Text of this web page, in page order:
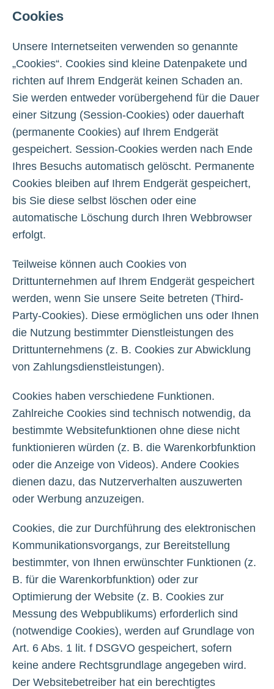
Cookies
Unsere Internetseiten verwenden so genannte
„Cookies“. Cookies sind kleine Datenpakete und
richten auf Ihrem Endgerät keinen Schaden an.
Sie werden entweder vorübergehend für die Dauer
einer Sitzung (Session-Cookies) oder dauerhaft
(permanente Cookies) auf Ihrem Endgerät
gespeichert. Session-Cookies werden nach Ende
Ihres Besuchs automatisch gelöscht. Permanente
Cookies bleiben auf Ihrem Endgerät gespeichert,
bis Sie diese selbst löschen oder eine
automatische Löschung durch Ihren Webbrowser
erfolgt.
Teilweise können auch Cookies von
Drittunternehmen auf Ihrem Endgerät gespeichert
werden, wenn Sie unsere Seite betreten (Third-
Party-Cookies). Diese ermöglichen uns oder Ihnen
die Nutzung bestimmter Dienstleistungen des
Drittunternehmens (z. B. Cookies zur Abwicklung
von Zahlungsdienstleistungen).
Cookies haben verschiedene Funktionen.
Zahlreiche Cookies sind technisch notwendig, da
bestimmte Websitefunktionen ohne diese nicht
funktionieren würden (z. B. die Warenkorbfunktion
oder die Anzeige von Videos). Andere Cookies
dienen dazu, das Nutzerverhalten auszuwerten
oder Werbung anzuzeigen.
Cookies, die zur Durchführung des elektronischen
Kommunikationsvorgangs, zur Bereitstellung
bestimmter, von Ihnen erwünschter Funktionen (z.
B. für die Warenkorbfunktion) oder zur
Optimierung der Website (z. B. Cookies zur
Messung des Webpublikums) erforderlich sind
(notwendige Cookies), werden auf Grundlage von
Art. 6 Abs. 1 lit. f DSGVO gespeichert, sofern
keine andere Rechtsgrundlage angegeben wird.
Der Websitebetreiber hat ein berechtigtes